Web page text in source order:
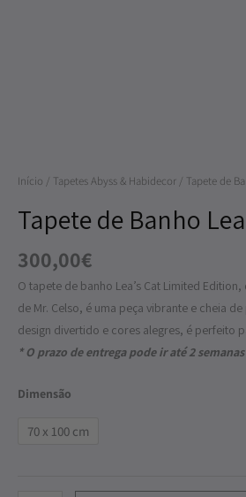
Início / Tapetes Abyss & Habidecor / Tapete de
Tapete de Banho
300,00€
O tapete de banho Lea’s Cat Limited
de Mr. Celso, é uma peça vibrante e cheia
design divertido e cores alegres, é perfeito
* O prazo de entrega pode ir até 2 semanas
Dimensão
70 x 100 cm
Cat